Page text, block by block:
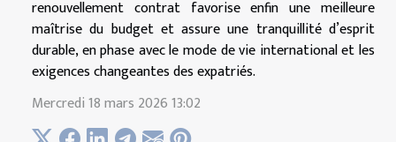
renouvellement contrat favorise enfin une meilleure
maîtrise du budget et assure une tranquillité d’esprit
durable, en phase avec le mode de vie international et les
exigences changeantes des expatriés.
Mercredi 18 mars 2026 13:02